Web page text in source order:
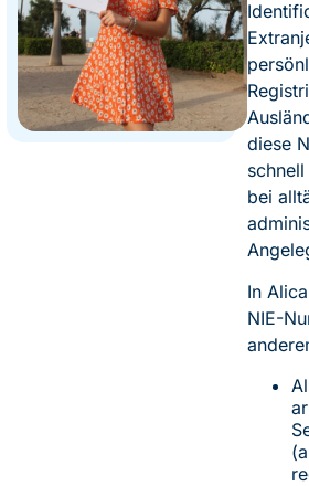
diese
bei
In
NIE-